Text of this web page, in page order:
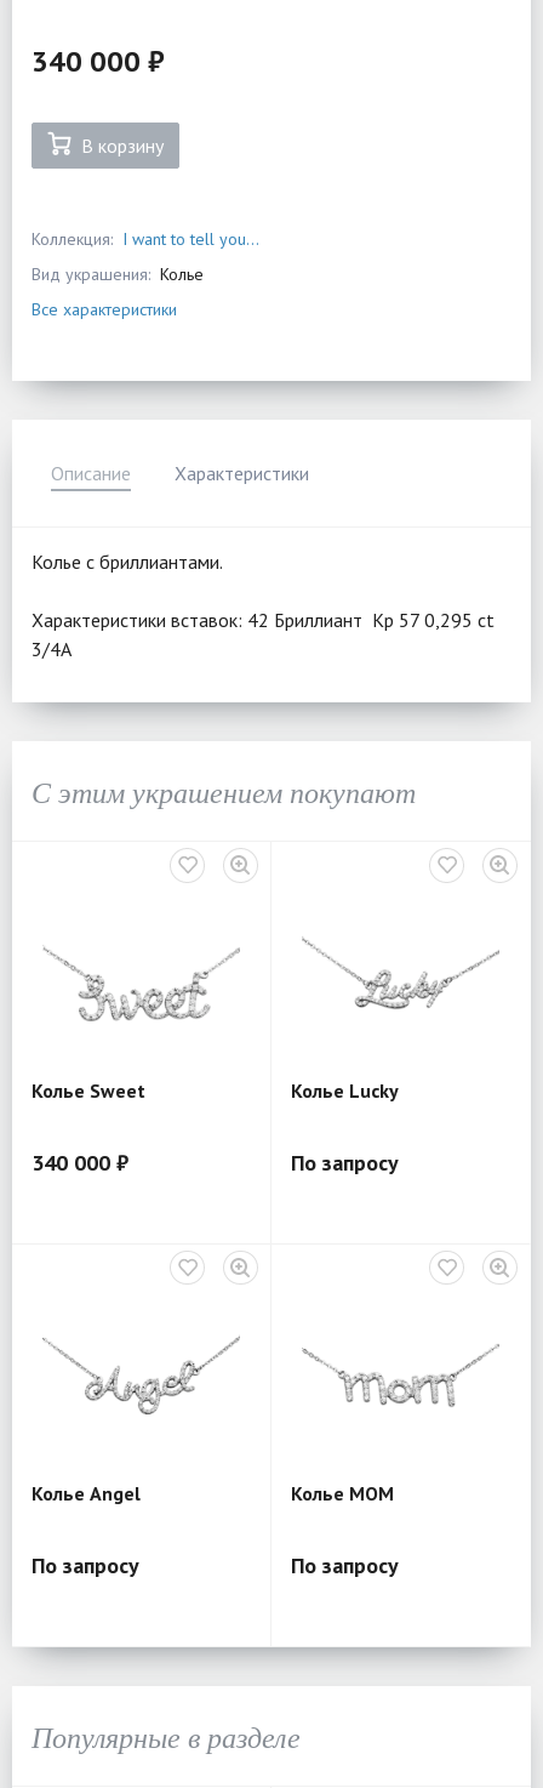
340 000 ₽
В корзину
Коллекция: I want to tell you...
Вид украшения: Колье
Все характеристики
Описание Характеристики
Колье с бриллиантами.
Характеристики вставок: 42 Бриллиант Кр 57 0,295 ct
3/4А
С этим украшением покупают
Колье Sweet
340 000 ₽
Колье Lucky
По запросу
Колье Angel
По запросу
Колье MOM
По запросу
Популярные в разделе